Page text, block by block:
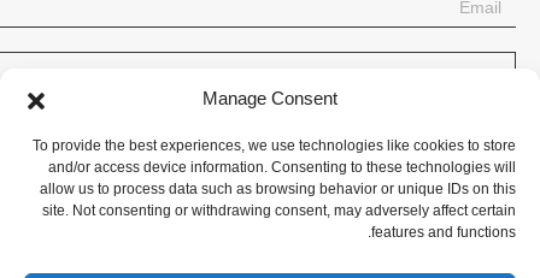
Manage Consent
To provide the best experiences, we use technologies like cookies to store
and/or access device information. Consenting to these technologies will
allow us to process data such as browsing behavior or unique IDs on this
site. Not consenting or withdrawing consent, may adversely affect certain
features and functions.
على النشرة الإخبارية:
تبرع الآن